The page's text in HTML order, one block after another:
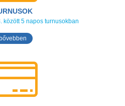
között 5 napos turnusokban
bővebben